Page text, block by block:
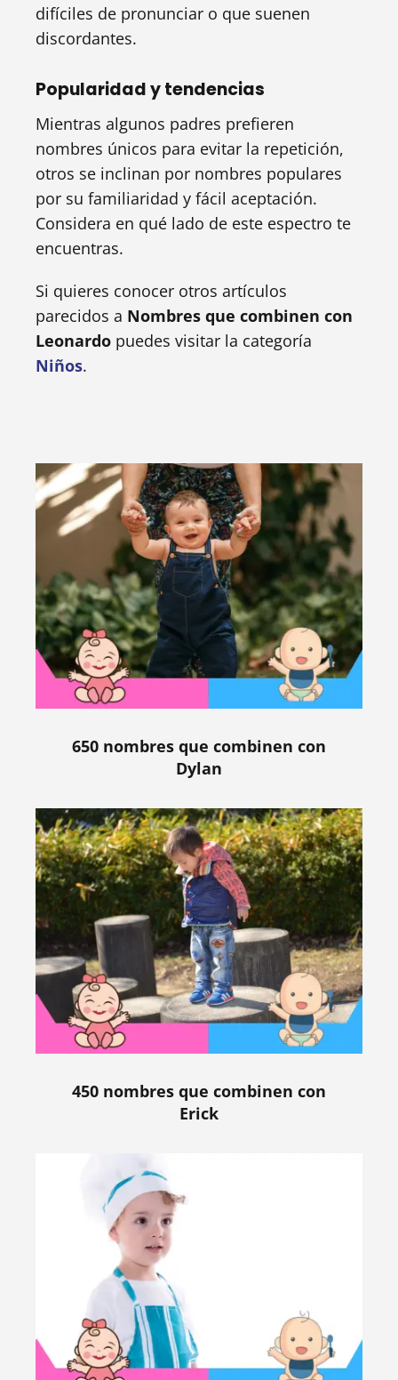
difíciles de pronunciar o que suenen
discordantes.
Popularidad y tendencias
Mientras algunos padres prefieren
nombres únicos para evitar la repetición,
otros se inclinan por nombres populares
por su familiaridad y fácil aceptación.
Considera en qué lado de este espectro te
encuentras.
Si quieres conocer otros artículos
parecidos a Nombres que combinen con
Leonardo puedes visitar la categoría
Niños.
650 nombres que combinen con
Dylan
450 nombres que combinen con
Erick